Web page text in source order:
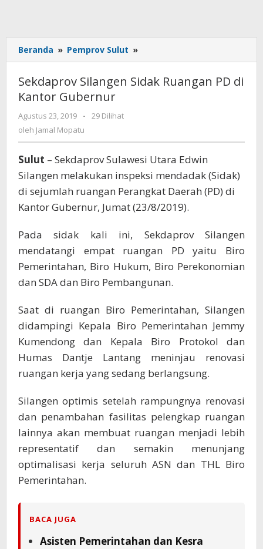
Beranda » Pemprov Sulut »
Silangen
Sidak
Ruangan
Sekdaprov Silangen Sidak Ruangan PD di
Kantor Gubernur
Agustus 23, 2019
oleh
Jamal
-
29 Dilihat
oleh Jamal Mopatu
Sulut – Sekdaprov Sulawesi Utara Edwin
Silangen melakukan inspeksi mendadak (Sidak)
di sejumlah ruangan Perangkat Daerah (PD) di
Kantor Gubernur, Jumat (23/8/2019).
Pada sidak kali ini, Sekdaprov Silangen
mendatangi empat ruangan PD yaitu Biro
Pemerintahan, Biro Hukum, Biro Perekonomian
dan SDA dan Biro Pembangunan.
Saat di ruangan Biro Pemerintahan, Silangen
didampingi Kepala Biro Pemerintahan Jemmy
Kumendong dan Kepala Biro Protokol dan
Humas Dantje Lantang meninjau renovasi
ruangan kerja yang sedang berlangsung.
Silangen optimis setelah rampungnya renovasi
dan penambahan fasilitas pelengkap ruangan
lainnya akan membuat ruangan menjadi lebih
representatif dan semakin menunjang
optimalisasi kerja seluruh ASN dan THL Biro
Pemerintahan.
BACA JUGA
Asisten Pemerintahan dan Kesra